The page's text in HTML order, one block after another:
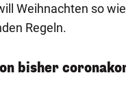
Weihnachten so
Regeln.
bisher